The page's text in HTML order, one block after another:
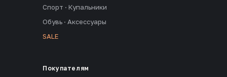
Спорт · Купальники
Обувь · Аксессуары
SALE
Покупателям